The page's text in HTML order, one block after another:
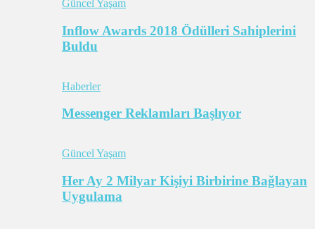
Güncel Yaşam
Inflow Awards 2018 Ödülleri Sahiplerini
Buldu
Haberler
Messenger Reklamları Başlıyor
Güncel Yaşam
Her Ay 2 Milyar Kişiyi Birbirine Bağlayan
Uygulama